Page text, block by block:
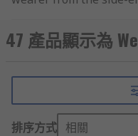
risks in the welding
helmets and masks
a wide range of
with solutions to
requirements.
47 產品顯示為
排序方式 相關